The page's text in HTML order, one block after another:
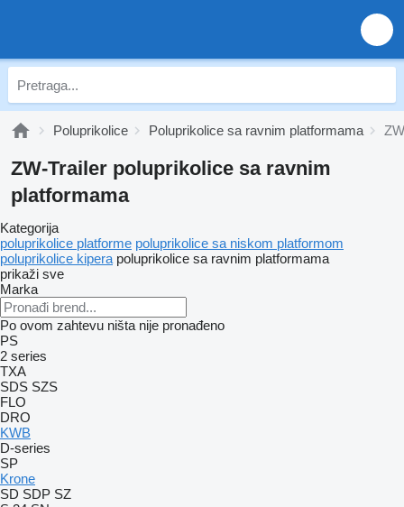
Poluprikolice Poluprikolice sa ravnim platformama
ZW-Trailer poluprikolice sa ravnim
platformama
Kategorija
poluprikolice platforme poluprikolice sa niskom platformom
poluprikolice kipera poluprikolice sa ravnim platformama
prikaži sve
Marka
Po ovom zahtevu ništa nije pronađeno
PS
2 series
TXA
SDS SZS
FLO
DRO
KWB
D-series
SP
Krone
SD SDP SZ